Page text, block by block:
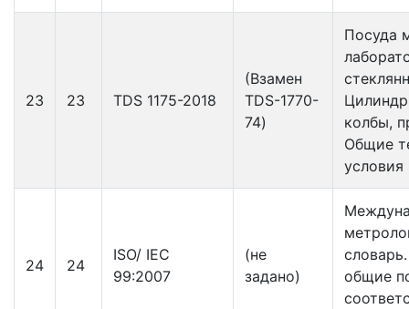
23 23 TDS 1175-2018
(Взамен
TDS-1770-
74)
Посуда
колбы,
Общие
условия
24 24
ISO/ IEC
99:2007
(не
задано)
общие